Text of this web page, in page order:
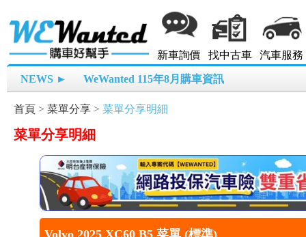
新車詢價 找中古車 汽車服務
NEWS ► WeWanted 115年8月購車資訊
首頁 > 菜單分享 > 菜單分享明細
菜單分享明細
Volvo 2025 XC60 B5 菜單 (標準)